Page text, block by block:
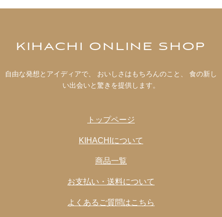
KIHACHI ONLINE SHOP
自由な発想とアイディアで、 おいしさはもちろんのこと、 食の新し
い出会いと驚きを提供します。
トップページ
KIHACHIについて
商品一覧
お支払い・送料について
よくあるご質問はこちら